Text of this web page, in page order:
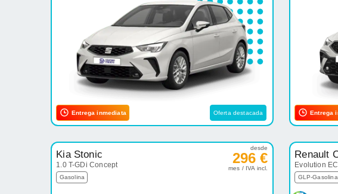
Entrega inmediata Oferta destacada Entrega
Kia Stonic
1.0 T-GDi Concept
Gasolina
desde
296 €
mes / IVA incl.
Renault
Evolution
GLP-Gasolina